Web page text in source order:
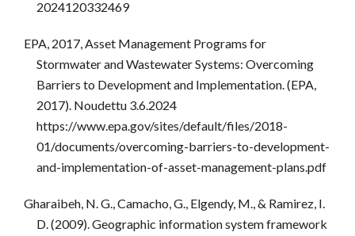
2024120332469
EPA, 2017, Asset Management Programs for
Stormwater and Wastewater Systems: Overcoming
Barriers to Development and Implementation. (EPA,
2017). Noudettu 3.6.2024
https://www.epa.gov/sites/default/files/2018-
01/documents/overcoming-barriers-to-development-
and-implementation-of-asset-management-plans.pdf
Gharaibeh, N. G., Camacho, G., Elgendy, M., & Ramirez, I.
D. (2009). Geographic information system framework